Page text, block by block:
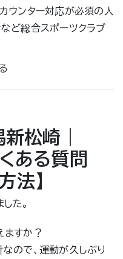
ウンター対応が必須の人
ど総合スポーツクラブ
松崎｜
ある質問
法】
た。
すか？
ので、運動が久しぶり